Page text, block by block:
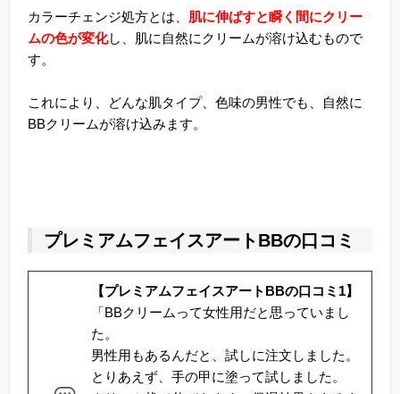
カラーチェンジ処方とは、 肌に伸ばすと瞬く間にクリー
ムの色が変化し、肌に自然にクリームが溶け込むもので
す。
これにより、どんな肌タイプ、色味の男性でも、自然に
BBクリームが溶け込みます。
プレミアムフェイスアートBBの口コミ
【プレミアムフェイスアートBBの口コミ1】
「BBクリームって女性用だと思っていまし
た。
男性用もあるんだと、試しに注文しました。
とりあえず、手の甲に塗って試しました。